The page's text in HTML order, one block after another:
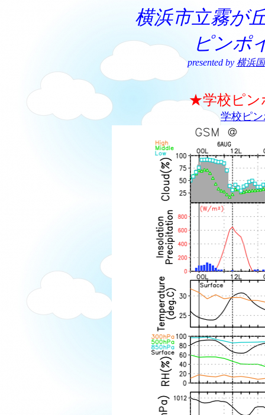
横浜市立霧が
ピンポ
presented by 横浜
★学校ピン
学校ピ